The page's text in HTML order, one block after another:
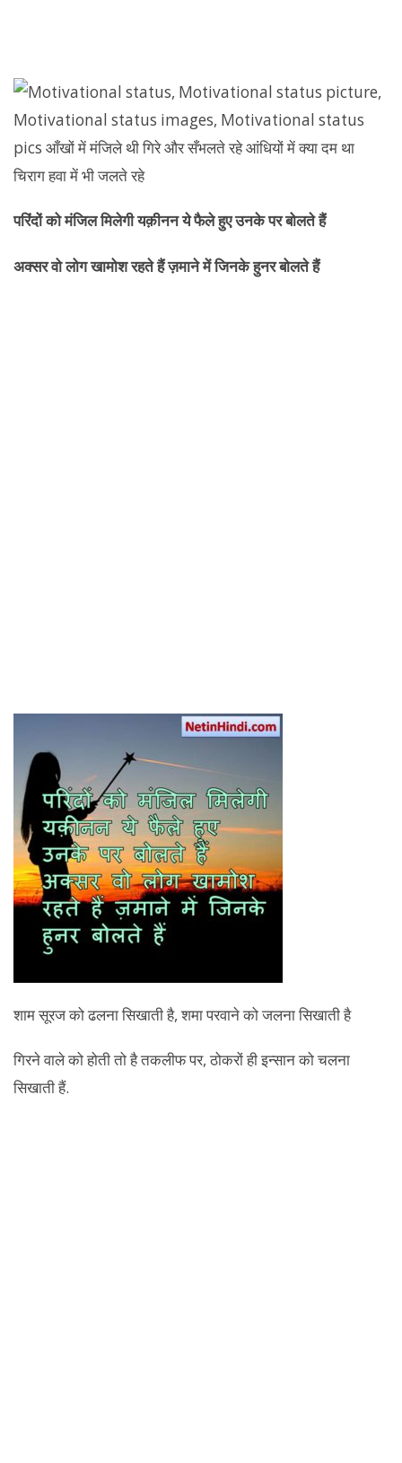
परिंदों को मंजिल मिलेगी यक़ीनन ये फैले हुए उनके पर बोलते हैं
अक्सर वो लोग खामोश रहते हैं ज़माने में जिनके हुनर बोलते हैं
शाम सूरज को ढलना सिखाती है, शमा परवाने को जलना सिखाती है
गिरने वाले को होती तो है तकलीफ पर, ठोकरों ही इन्सान को चलना
सिखाती हैं.